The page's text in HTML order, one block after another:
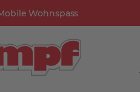
Wohnspass